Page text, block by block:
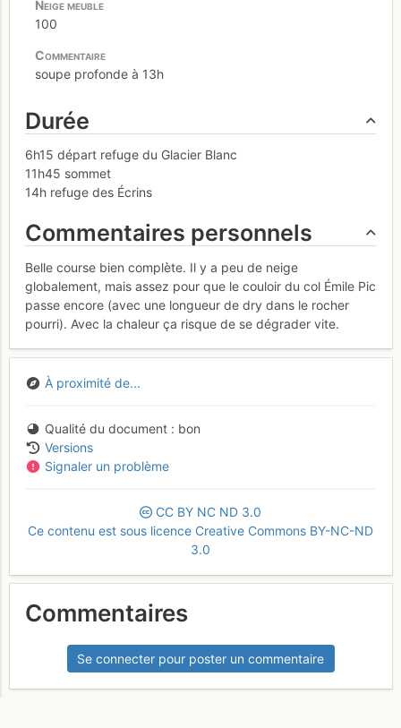
100
soupe profonde à 13h
Durée
6h15 départ refuge du Glacier Blanc
11h45 sommet
14h refuge des Écrins
Commentaires personnels
Belle course bien complète. Il y a peu de neige
globalement, mais assez pour que le couloir du col Émile Pic
passe encore (avec une longueur de dry dans le rocher
pourri). Avec la chaleur ça risque de se dégrader vite.
À proximité de...
Qualité du document
bon
Versions
Signaler un problème
CC BY NC ND 3.0
Ce contenu est sous licence Creative Commons BY-NC-ND
3.0
Commentaires
Se connecter pour poster un commentaire